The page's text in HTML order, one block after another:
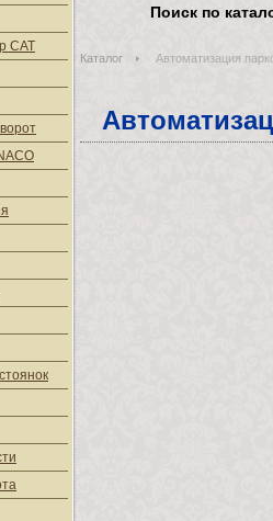
CAT
Поиск по
Каталог Автоматизация